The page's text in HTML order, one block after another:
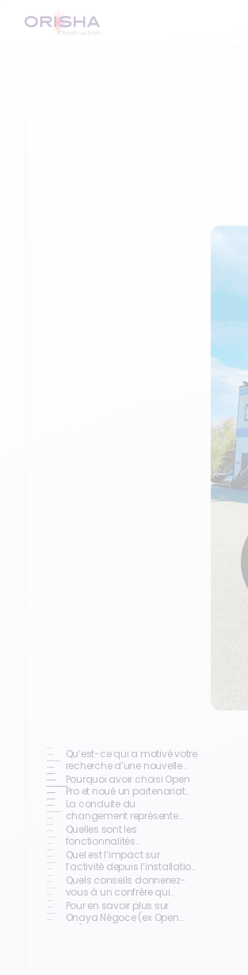
Qu’est-ce qui a motivé votre
recherche d’une nouvelle
solution logicielle ?
Pourquoi avoir choisi Open
Pro et noué un partenariat
avec Orisha Construction ?
La conduite du
changement représente
souvent un frein à
l’adoption d’une nouvelle
solution. Comment s’est
passée la transition chez Le
Holloco ?
Quelles sont les
fonctionnalités
indispensables à leur
quotidien ?
Quel est l’impact sur
l’activité depuis l’installation
d’Open Pro ?
Quels conseils donneriez-
vous à un confrère qui
souhaite changer de
logiciel de gestion ?
Pour en savoir plus sur
Onaya Négoce (ex Open
Pro)